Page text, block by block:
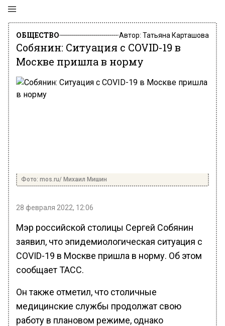
ОБЩЕСТВО Автор: Татьяна Карташова
Собянин: Ситуация с COVID-19 в
Москве пришла в норму
Фото: mos.ru/ Михаил Мишин
28 февраля 2022, 12:06
Мэр российской столицы Сергей Собянин
заявил, что эпидемиологическая ситуация с
COVID-19 в Москве пришла в норму. Об этом
сообщает ТАСС.
Он также отметил, что столичные
медицинские службы продолжат свою
работу в плановом режиме, однако